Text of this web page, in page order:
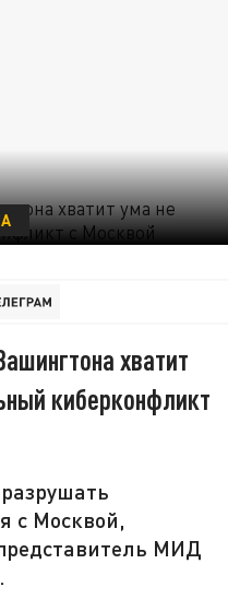
хватит
киберконфликт
с Москвой,
МИД